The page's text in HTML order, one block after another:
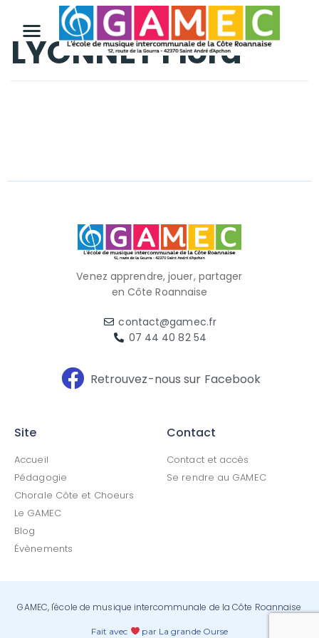
LYONNET Flora
Venez apprendre, jouer, partager
en Côte Roannaise
contact@gamec.fr
07 44 40 82 54
Retrouvez-nous sur Facebook
Site
Accueil
Pédagogie
Chorale Côte et Choeurs
Le GAMEC
Blog
Évènements
Contact
Contact et accès
Se rendre au GAMEC
GAMEC, l'école de musique intercommunale de la Côte Roannaise
Fait avec par La grande Ourse